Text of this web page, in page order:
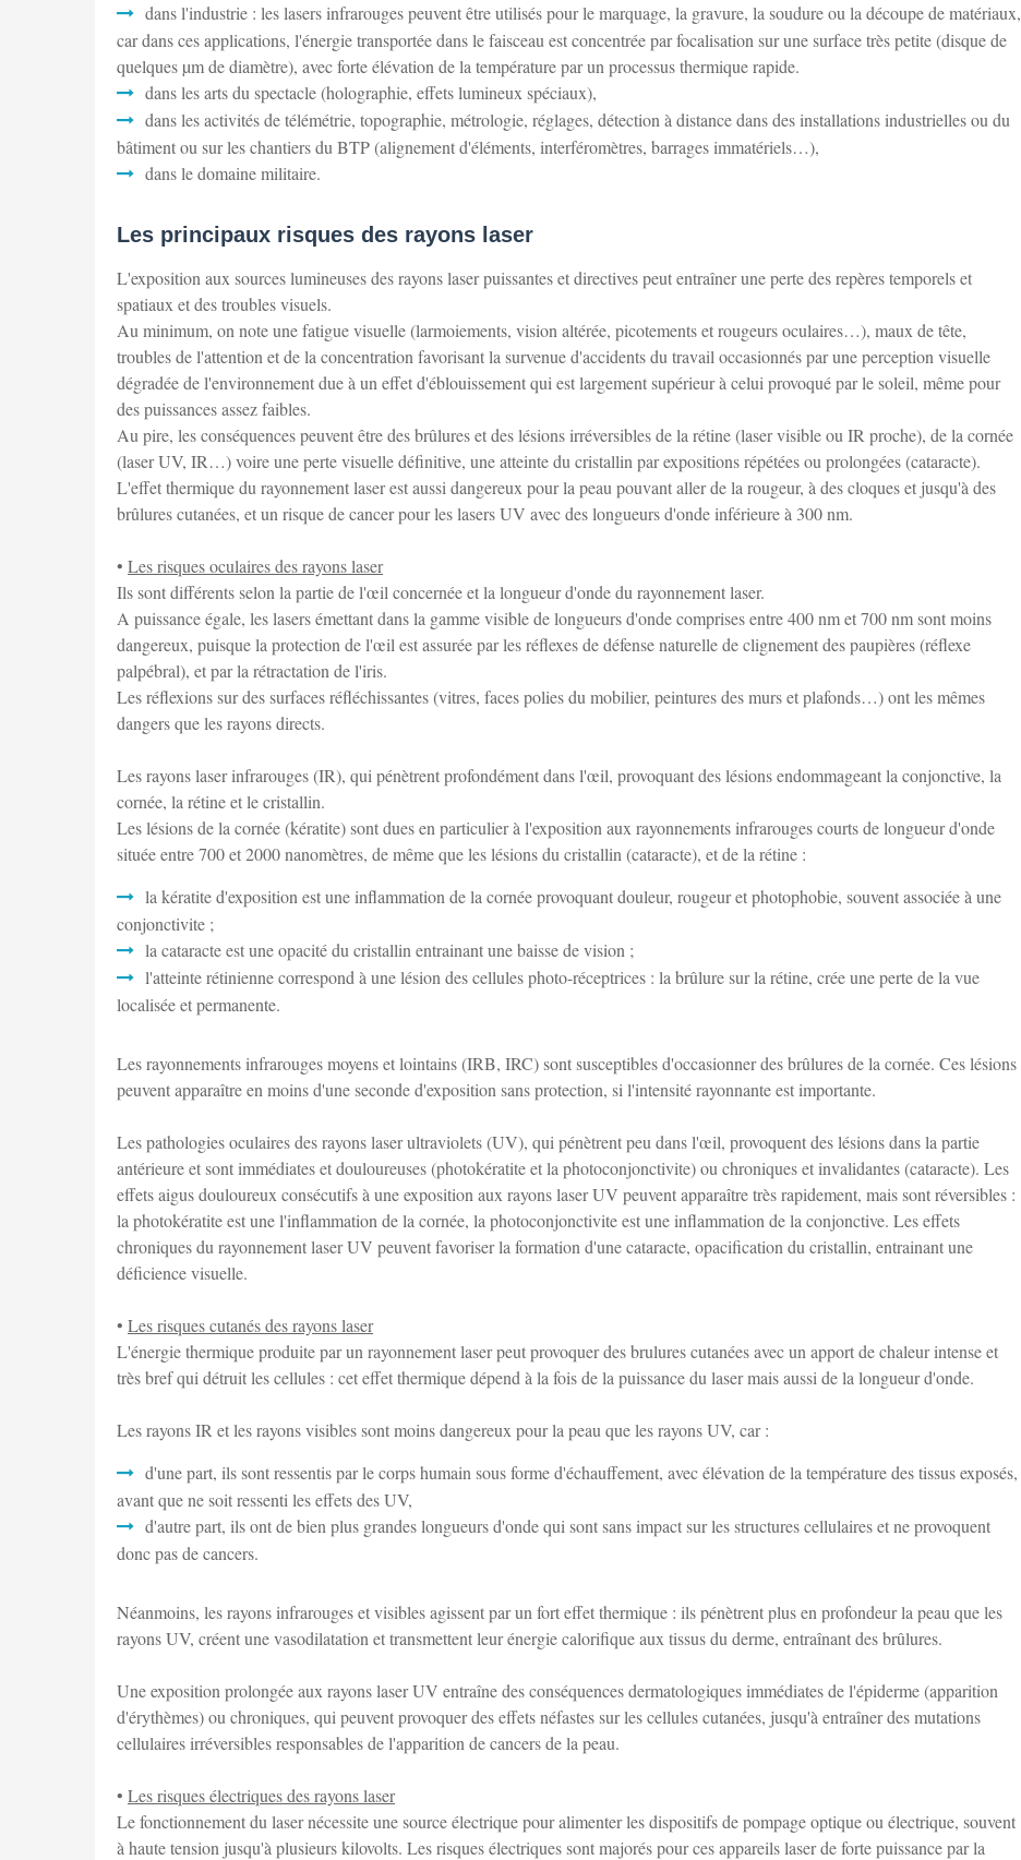
dans l'industrie : les lasers infrarouges peuvent être utilisés pour le marquage, la gravure, la soudure ou la découpe de matériaux,
car dans ces applications, l'énergie transportée dans le faisceau est concentrée par focalisation sur une surface très petite (disque de
quelques µm de diamètre), avec forte élévation de la température par un processus thermique rapide.
dans les arts du spectacle (holographie, effets lumineux spéciaux),
dans les activités de télémétrie, topographie, métrologie, réglages, détection à distance dans des installations industrielles ou du
bâtiment ou sur les chantiers du BTP (alignement d'éléments, interféromètres, barrages immatériels…),
dans le domaine militaire.
Les principaux risques des rayons laser
L'exposition aux sources lumineuses des rayons laser puissantes et directives peut entraîner une perte des repères temporels et
spatiaux et des troubles visuels.
Au minimum, on note une fatigue visuelle (larmoiements, vision altérée, picotements et rougeurs oculaires…), maux de tête,
troubles de l'attention et de la concentration favorisant la survenue d'accidents du travail occasionnés par une perception visuelle
dégradée de l'environnement due à un effet d'éblouissement qui est largement supérieur à celui provoqué par le soleil, même pour
des puissances assez faibles.
Au pire, les conséquences peuvent être des brûlures et des lésions irréversibles de la rétine (laser visible ou IR proche), de la cornée
(laser UV, IR…) voire une perte visuelle définitive, une atteinte du cristallin par expositions répétées ou prolongées (cataracte).
L'effet thermique du rayonnement laser est aussi dangereux pour la peau pouvant aller de la rougeur, à des cloques et jusqu'à des
brûlures cutanées, et un risque de cancer pour les lasers UV avec des longueurs d'onde inférieure à 300 nm.
• Les risques oculaires des rayons laser
Ils sont différents selon la partie de l'œil concernée et la longueur d'onde du rayonnement laser.
A puissance égale, les lasers émettant dans la gamme visible de longueurs d'onde comprises entre 400 nm et 700 nm sont moins
dangereux, puisque la protection de l'œil est assurée par les réflexes de défense naturelle de clignement des paupières (réflexe
palpébral), et par la rétractation de l'iris.
Les réflexions sur des surfaces réfléchissantes (vitres, faces polies du mobilier, peintures des murs et plafonds…) ont les mêmes
dangers que les rayons directs.
Les rayons laser infrarouges (IR), qui pénètrent profondément dans l'œil, provoquant des lésions endommageant la conjonctive, la
cornée, la rétine et le cristallin.
Les lésions de la cornée (kératite) sont dues en particulier à l'exposition aux rayonnements infrarouges courts de longueur d'onde
située entre 700 et 2000 nanomètres, de même que les lésions du cristallin (cataracte), et de la rétine :
la kératite d'exposition est une inflammation de la cornée provoquant douleur, rougeur et photophobie, souvent associée à une
conjonctivite ;
la cataracte est une opacité du cristallin entrainant une baisse de vision ;
l'atteinte rétinienne correspond à une lésion des cellules photo-réceptrices : la brûlure sur la rétine, crée une perte de la vue
localisée et permanente.
Les rayonnements infrarouges moyens et lointains (IRB, IRC) sont susceptibles d'occasionner des brûlures de la cornée. Ces lésions
peuvent apparaître en moins d'une seconde d'exposition sans protection, si l'intensité rayonnante est importante.
Les pathologies oculaires des rayons laser ultraviolets (UV), qui pénètrent peu dans l'œil, provoquent des lésions dans la partie
antérieure et sont immédiates et douloureuses (photokératite et la photoconjonctivite) ou chroniques et invalidantes (cataracte). Les
effets aigus douloureux consécutifs à une exposition aux rayons laser UV peuvent apparaître très rapidement, mais sont réversibles :
la photokératite est une l'inflammation de la cornée, la photoconjonctivite est une inflammation de la conjonctive. Les effets
chroniques du rayonnement laser UV peuvent favoriser la formation d'une cataracte, opacification du cristallin, entrainant une
déficience visuelle.
• Les risques cutanés des rayons laser
L'énergie thermique produite par un rayonnement laser peut provoquer des brulures cutanées avec un apport de chaleur intense et
très bref qui détruit les cellules : cet effet thermique dépend à la fois de la puissance du laser mais aussi de la longueur d'onde.
Les rayons IR et les rayons visibles sont moins dangereux pour la peau que les rayons UV, car :
d'une part, ils sont ressentis par le corps humain sous forme d'échauffement, avec élévation de la température des tissus exposés,
avant que ne soit ressenti les effets des UV,
d'autre part, ils ont de bien plus grandes longueurs d'onde qui sont sans impact sur les structures cellulaires et ne provoquent
donc pas de cancers.
Néanmoins, les rayons infrarouges et visibles agissent par un fort effet thermique : ils pénètrent plus en profondeur la peau que les
rayons UV, créent une vasodilatation et transmettent leur énergie calorifique aux tissus du derme, entraînant des brûlures.
Une exposition prolongée aux rayons laser UV entraîne des conséquences dermatologiques immédiates de l'épiderme (apparition
d'érythèmes) ou chroniques, qui peuvent provoquer des effets néfastes sur les cellules cutanées, jusqu'à entraîner des mutations
cellulaires irréversibles responsables de l'apparition de cancers de la peau.
• Les risques électriques des rayons laser
Le fonctionnement du laser nécessite une source électrique pour alimenter les dispositifs de pompage optique ou électrique, souvent
à haute tension jusqu'à plusieurs kilovolts. Les risques électriques sont majorés pour ces appareils laser de forte puissance par la